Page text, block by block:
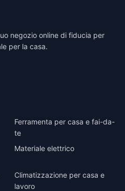
negozio online di fiducia per
per la casa.
Ferramenta per casa e fai-da-
te
Materiale elettrico
Climatizzazione per casa e
lavoro